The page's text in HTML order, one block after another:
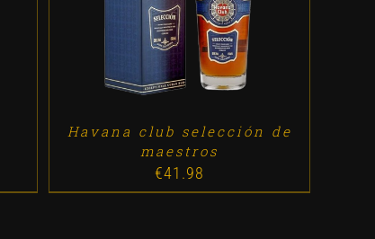
Havana club selección de
maestros
€41.98